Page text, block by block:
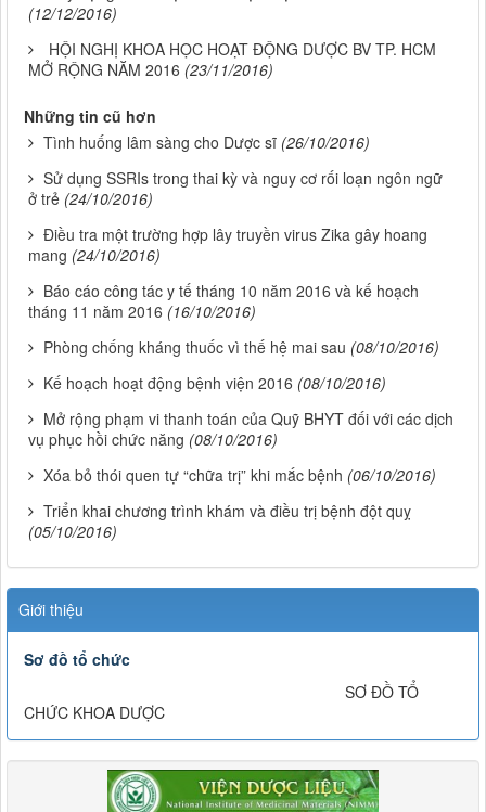
(12/12/2016)
HỘI NGHỊ KHOA HỌC HOẠT ĐỘNG DƯỢC BV TP. HCM
MỞ RỘNG NĂM 2016 (23/11/2016)
Những tin cũ hơn
Tình huống lâm sàng cho Dược sĩ (26/10/2016)
Sử dụng SSRIs trong thai kỳ và nguy cơ rối loạn ngôn ngữ
ở trẻ (24/10/2016)
Điều tra một trường hợp lây truyền virus Zika gây hoang
mang (24/10/2016)
Báo cáo công tác y tế tháng 10 năm 2016 và kế hoạch
tháng 11 năm 2016 (16/10/2016)
Phòng chống kháng thuốc vì thế hệ mai sau (08/10/2016)
Kế hoạch hoạt động bệnh viện 2016 (08/10/2016)
Mở rộng phạm vi thanh toán của Quỹ BHYT đối với các dịch
vụ phục hồi chức năng (08/10/2016)
Xóa bỏ thói quen tự “chữa trị” khi mắc bệnh (06/10/2016)
Triển khai chương trình khám và điều trị bệnh đột quỵ
(05/10/2016)
Giới thiệu
Sơ đồ tổ chức
SƠ ĐỒ TỔ
CHỨC KHOA DƯỢC